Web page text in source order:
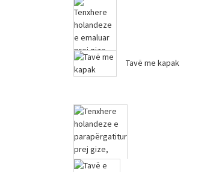
furre e emaluar me gize
Tavë me kapak